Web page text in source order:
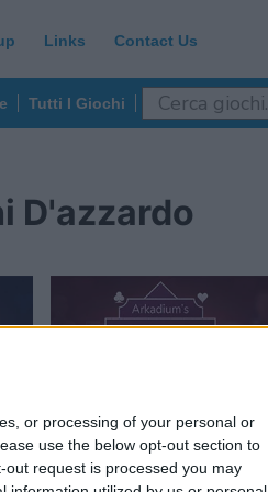
or processing of your personal or
use the below opt-out section to
request is processed you may
Links Contact Us
Tutti I Giochi
D'azzardo